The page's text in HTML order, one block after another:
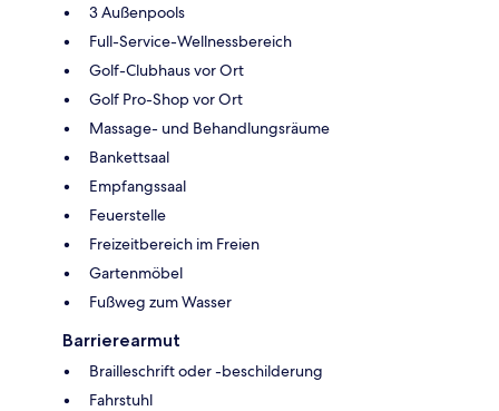
3 Außenpools
Full-Service-Wellnessbereich
Golf-Clubhaus vor Ort
Golf Pro-Shop vor Ort
Massage- und Behandlungsräume
Bankettsaal
Empfangssaal
Feuerstelle
Freizeitbereich im Freien
Gartenmöbel
Fußweg zum Wasser
Barrierearmut
Brailleschrift oder -beschilderung
Fahrstuhl